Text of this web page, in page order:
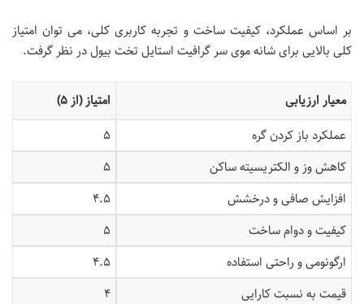
بر اساس عملکرد، کیفیت ساخت و تجربه کاربری کلی، می توان امتیاز
کلی بالایی برای شانه موی سر گرافیت استایل تخت بیول در نظر گرفت.
معیار ارزیابی
امتیاز (از ۵)
عملکرد باز کردن گره
۵
کاهش وز و الکتریسیته ساکن
۵
افزایش صافی و درخشش
۴.۵
کیفیت و دوام ساخت
۵
ارگونومی و راحتی استفاده
۴.۵
قیمت به نسبت کارایی
۴